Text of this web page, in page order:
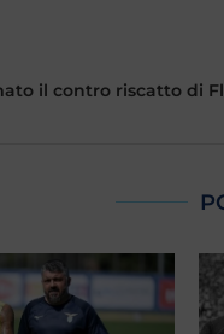
il contro riscatto di